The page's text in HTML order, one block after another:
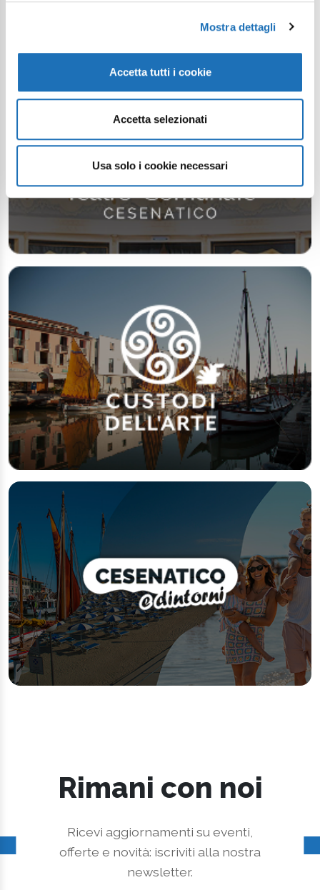
Mostra dettagli
Accetta tutti i cookie
Accetta selezionati
Usa solo i cookie necessari
Rimani con noi
Ricevi aggiornamenti su eventi,
offerte e novità: iscriviti alla nostra
newsletter.